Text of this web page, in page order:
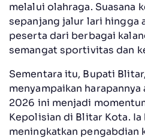
melalui olahraga. Suasana
sepanjang jalur lari hingga
peserta dari berbagai
semangat sportivitas dan
Sementara itu, Bupati
menyampaikan harapannya
2026 ini menjadi
Kepolisian di Blitar Kota.
meningkatkan pengabdian